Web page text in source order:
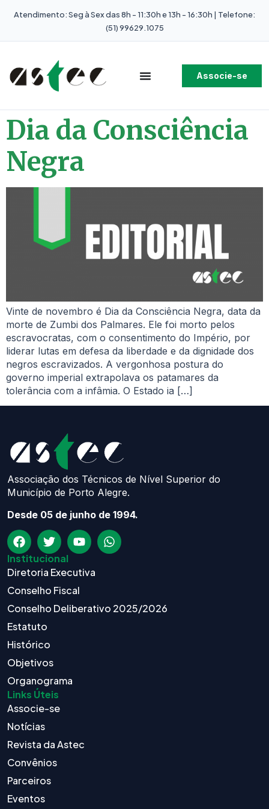
Atendimento: Seg à Sex das 8h - 11:30h e 13h - 16:30h | Telefone:
(51) 99629.1075
Associe-se
Dia da Consciência
Negra
Vinte de novembro é Dia da Consciência Negra, data da
morte de Zumbi dos Palmares. Ele foi morto pelos
escravocratas, com o consentimento do Império, por
liderar lutas em defesa da liberdade e da dignidade dos
negros escravizados. A vergonhosa postura do
governo imperial extrapolava os patamares da
tolerância com a infâmia. O Estado ia […]
Associação dos Técnicos de Nível Superior do
Município de Porto Alegre.
Desde 05 de junho de 1994.
Institucional
Diretoria Executiva
Conselho Fiscal
Conselho Deliberativo 2025/2026
Estatuto
Histórico
Objetivos
Organograma
Links Úteis
Associe-se
Notícias
Revista da Astec
Convênios
Parceiros
Eventos